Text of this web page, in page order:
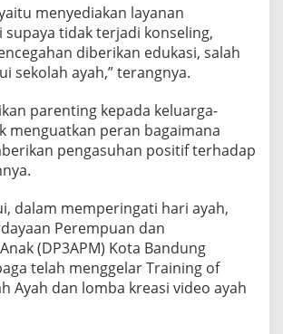
menyediakan layanan
supaya tidak terjadi konseling,
diberikan edukasi, salah
sekolah ayah,” terangnya.
parenting kepada keluarga-
menguatkan peran bagaimana
pengasuhan positif terhadap
dalam memperingati hari ayah,
Perempuan dan
(DP3APM) Kota Bandung
telah menggelar Training of
Ayah dan lomba kreasi video ayah